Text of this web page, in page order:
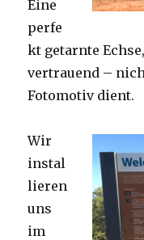
Eine
perfe
kt getarnte
vertrauend –
Fotomotiv dient.
Wir
instal
lieren
uns
im